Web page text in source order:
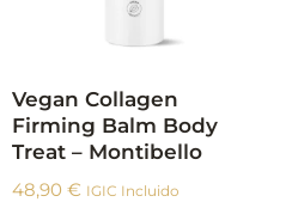
Vegan Collagen
Firming Balm Body
Treat – Montibello
48,90 € IGIC Incluido